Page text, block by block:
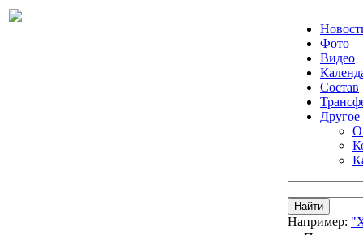
Фото
Видео
Состав
Другое
О
Найти
Например: